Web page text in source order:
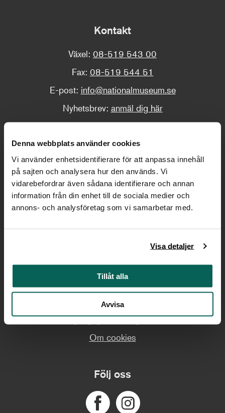
Denna webbplats använder cookies
Vi använder enhetsidentifierare för att anpassa innehåll
på sajten och analysera hur den används. Vi
vidarebefordrar även sådana identifierare och annan
information från din enhet till de sociala medier och
annons- och analysföretag som vi samarbetar med.
Visa detaljer
Tillåt alla
Avvisa
Kontakt
Växel: 08-519 543 00
Fax: 08-519 544 51
E-post: info@nationalmuseum.se
Nyhetsbrev: anmäl dig här
Restaurangen:
info@restaurangnationalmuseum.se
Tel:08-480 018 10
Adress
Om webbplatsen
Tillgänglighetsredogörelse
Om cookies
Följ oss